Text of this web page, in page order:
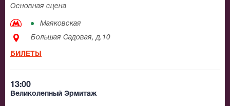
Основная сцена
Маяковская
Большая Садовая, д.10
БИЛЕТЫ
13:00
Великолепный Эрмитаж